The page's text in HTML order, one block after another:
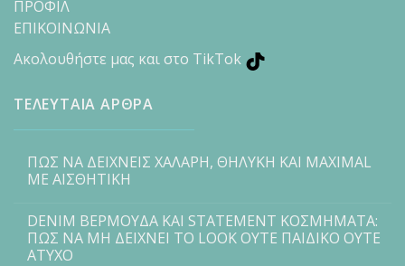
ΠΡΟΦΙΛ
ΕΠΙΚΟΙΝΩΝΙΑ
Ακολουθήστε μας και στο TikTok
ΤΕΛΕΥΤΑΙΑ ΑΡΘΡΑ
ΠΩΣ ΝΑ ΔΕΙΧΝΕΙΣ ΧΑΛΑΡΗ, ΘΗΛΥΚΗ ΚΑΙ MAXIMAL
ΜΕ ΑΙΣΘΗΤΙΚΗ
DENIM ΒΕΡΜΟΥΔΑ ΚΑΙ STATEMENT ΚΟΣΜΗΜΑΤΑ:
ΠΩΣ ΝΑ ΜΗ ΔΕΙΧΝΕΙ ΤΟ LOOK ΟΥΤΕ ΠΑΙΔΙΚΟ ΟΥΤΕ
ΑΤΥΧΟ